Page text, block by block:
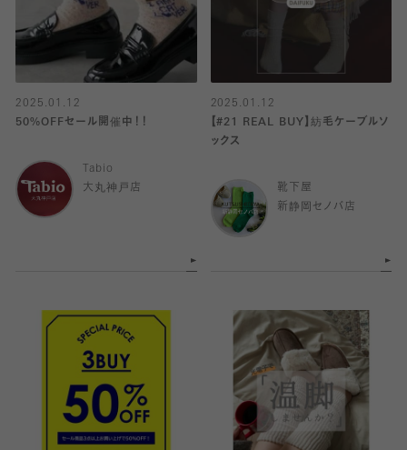
2025.01.12
50%OFFセール開催中！！
Tabio
大丸神戸店
2025.01.12
【#21 REAL BUY】紡毛ケーブルソ
ックス
靴下屋
新静岡セノバ店